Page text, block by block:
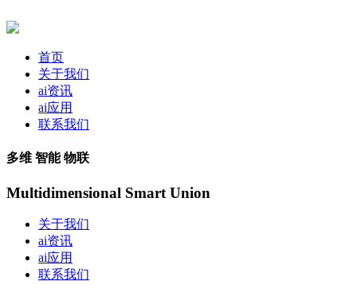
首页
关于我们
ai资讯
ai应用
联系我们
多维 智能 物联
Multidimensional Smart Union
关于我们
ai资讯
ai应用
联系我们